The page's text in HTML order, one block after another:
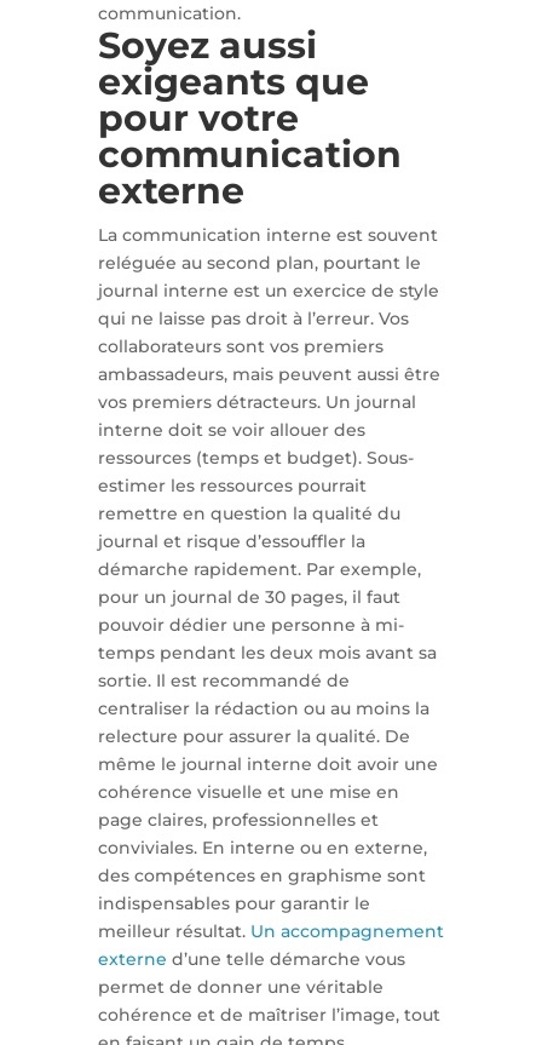
communication.
Soyez aussi
exigeants que
pour votre
communication
externe
La communication interne est souvent
reléguée au second plan, pourtant le
journal interne est un exercice de style
qui ne laisse pas droit à l’erreur. Vos
collaborateurs sont vos premiers
ambassadeurs, mais peuvent aussi être
vos premiers détracteurs. Un journal
interne doit se voir allouer des
ressources (temps et budget). Sous-
estimer les ressources pourrait
remettre en question la qualité du
journal et risque d’essouffler la
démarche rapidement. Par exemple,
pour un journal de 30 pages, il faut
pouvoir dédier une personne à mi-
temps pendant les deux mois avant sa
sortie. Il est recommandé de
centraliser la rédaction ou au moins la
relecture pour assurer la qualité. De
même le journal interne doit avoir une
cohérence visuelle et une mise en
page claires, professionnelles et
conviviales. En interne ou en externe,
des compétences en graphisme sont
indispensables pour garantir le
meilleur résultat. Un accompagnement
externe d’une telle démarche vous
permet de donner une véritable
cohérence et de maîtriser l’image, tout